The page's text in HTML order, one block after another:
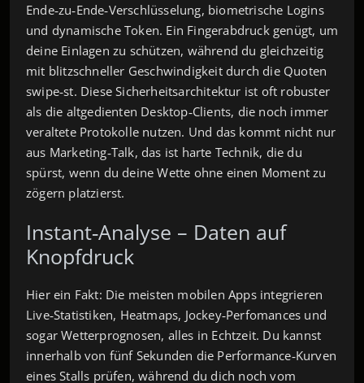
Ende‑zu‑Ende‑Verschlüsselung, biometrische Logins
und dynamische Token. Ein Fingerabdruck genügt, um
deine Einlagen zu schützen, während du gleichzeitig
mit blitzschneller Geschwindigkeit durch die Quoten
swipe‑st. Diese Sicherheitsarchitektur ist oft robuster
als die altgedienten Desktop‑Clients, die noch immer
veraltete Protokolle nutzen. Und das kommt nicht nur
aus Marketing‑Talk, das ist harte Technik, die du
spürst, wenn du deine Wette ohne einen Moment zu
zögern platzierst.
Instant‑Analyse – Daten auf
Knopfdruck
Hier ein Fakt: Die meisten mobilen Apps integrieren
Live‑Statistiken, Heatmaps, Jockey‑Perfomances und
sogar Wetterprognosen, alles in Echtzeit. Du kannst
innerhalb von fünf Sekunden die Performance‑Kurven
eines Stalls prüfen, während du dich noch vom